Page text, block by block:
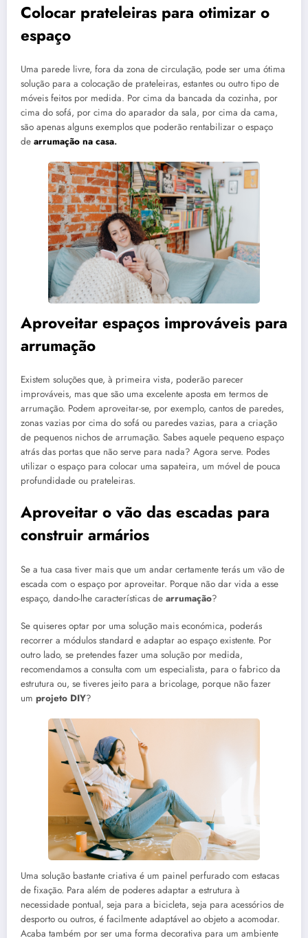
Colocar prateleiras para otimizar o
espaço
Uma parede livre, fora da zona de circulação, pode ser uma ótima
solução para a colocação de prateleiras, estantes ou outro tipo de
móveis feitos por medida. Por cima da bancada da cozinha, por
cima do sofá, por cima do aparador da sala, por cima da cama,
são apenas alguns exemplos que poderão rentabilizar o espaço
de arrumação na casa.
Aproveitar espaços improváveis para
arrumação
Existem soluções que, à primeira vista, poderão parecer
improváveis, mas que são uma excelente aposta em termos de
arrumação. Podem aproveitar-se, por exemplo, cantos de paredes,
zonas vazias por cima do sofá ou paredes vazias, para a criação
de pequenos nichos de arrumação. Sabes aquele pequeno espaço
atrás das portas que não serve para nada? Agora serve. Podes
utilizar o espaço para colocar uma sapateira, um móvel de pouca
profundidade ou prateleiras.
Aproveitar o vão das escadas para
construir armários
Se a tua casa tiver mais que um andar certamente terás um vão de
escada com o espaço por aproveitar. Porque não dar vida a esse
espaço, dando-lhe características de arrumação?
Se quiseres optar por uma solução mais económica, poderás
recorrer a módulos standard e adaptar ao espaço existente. Por
outro lado, se pretendes fazer uma solução por medida,
recomendamos a consulta com um especialista, para o fabrico da
estrutura ou, se tiveres jeito para a bricolage, porque não fazer
um projeto DIY?
Uma solução bastante criativa é um painel perfurado com estacas
de fixação. Para além de poderes adaptar a estrutura à
necessidade pontual, seja para a bicicleta, seja para acessórios de
desporto ou outros, é facilmente adaptável ao objeto a acomodar.
Acaba também por ser uma forma decorativa para um ambiente